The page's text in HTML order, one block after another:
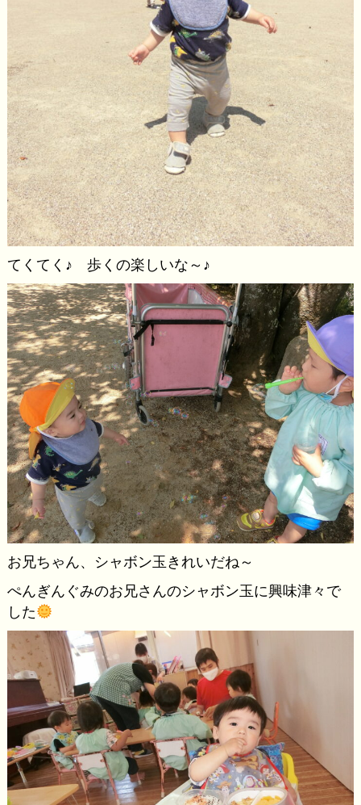
てくてく♪ 歩くの楽しいな～♪
お兄ちゃん、シャボン玉きれいだね～
ぺんぎんぐみのお兄さんのシャボン玉に興味津々で
した